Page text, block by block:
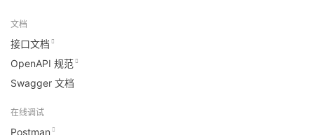
文档
接口文档
OpenAPI 规范
Swagger 文档
在线调试
Postman